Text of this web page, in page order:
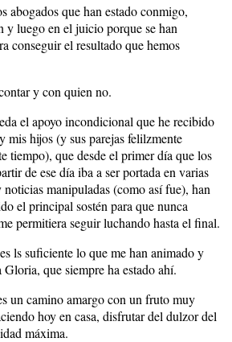
abogados que han estado conmigo,
y luego en el juicio porque se han
conseguir el resultado que hemos
y con quien no.
el apoyo incondicional que he recibido
hijos (y sus parejas felilzmente
tiempo), que desde el primer día que los
de ese día iba a ser portada en varias
manipuladas (como así fue), han
el principal sostén para que nunca
permitiera seguir luchando hasta el final.
ls suficiente lo que me han animado y
que siempre ha estado ahí.
un camino amargo con un fruto muy
hoy en casa, disfrutar del dulzor del
máxima.